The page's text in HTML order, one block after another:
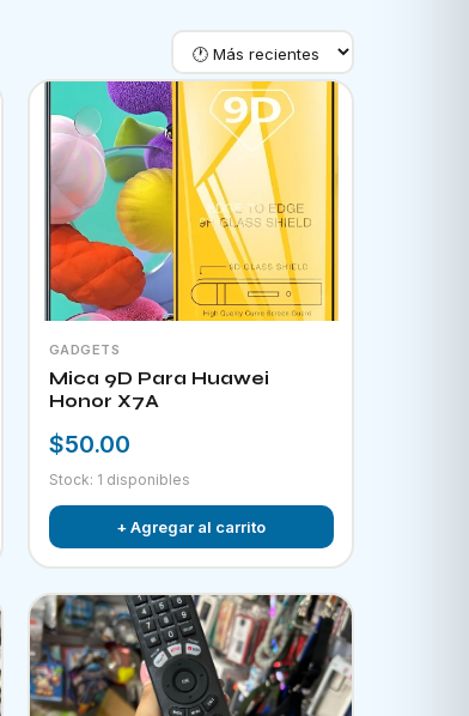
GADGETS
Mica 9D Para Huawei
Honor X7A
$50.00
Stock: 1 disponibles
+ Agregar al carrito